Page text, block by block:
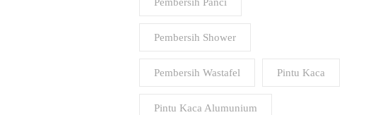
Pembersih Shower
Pembersih Wastafel Pintu Kaca
Pintu Kaca Alumunium